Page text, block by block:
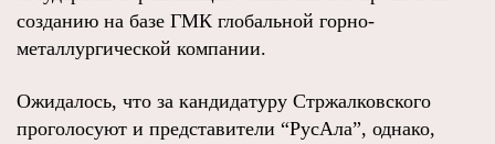
созданию на базе ГМК глобальной горно-
металлургической компании.
Ожидалось, что за кандидатуру Стржалковского
проголосуют и представители “РусАла”, однако,